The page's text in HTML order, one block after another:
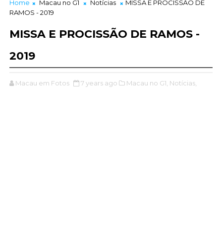
Home Macau no G1 Notícias
MISSA E PROCISSÃO DE
RAMOS - 2019
MISSA E PROCISSÃO DE RAMOS -
2019
Macau em Fotos 7 years ago Macau no G1, Notícias,